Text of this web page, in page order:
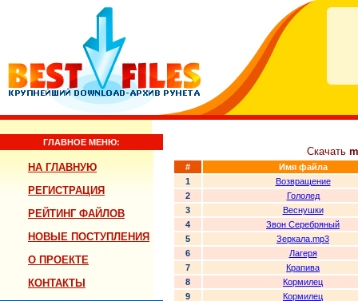
ГЛАВНОЕ МЕНЮ:
НА ГЛАВНУЮ
РЕГИСТРАЦИЯ
РЕЙТИНГ ФАЙЛОВ
НОВЫЕ ПОСТУПЛЕНИЯ
О ПРОЕКТЕ
КОНТАКТЫ
Скачать
#
Имя файла
1
Возвращение
2
Гололед
3
Веснушки
4
Звон Серебряный
5
Зеркала.mp3
6
Лагеря
7
Крапива
8
Кормилец
9
Кормилец